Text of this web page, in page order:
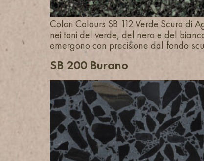
Colori Colours SB 112 Verde Scuro di
nei toni del verde, del nero e del
emergono con precisione dal fondo
SB 200 Burano